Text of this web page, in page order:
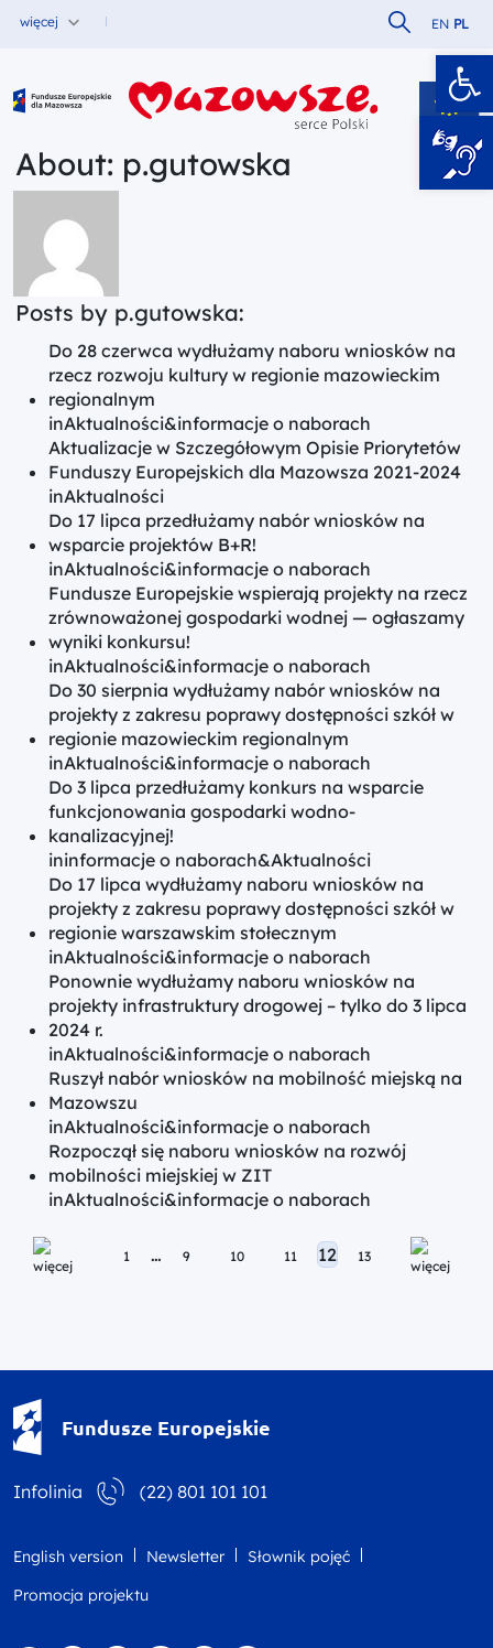
więcej Szukaj w
EN PL
Fundusze Europejskie dla Mazowsza
About: p.gutowska
Posts by p.gutowska:
Do 28 czerwca wydłużamy naboru wniosków na
rzecz rozwoju kultury w regionie mazowieckim
regionalnym
inAktualności&informacje o naborach
Aktualizacje w Szczegółowym Opisie Priorytetów
Funduszy Europejskich dla Mazowsza 2021-2024
inAktualności
Do 17 lipca przedłużamy nabór wniosków na
wsparcie projektów B+R!
inAktualności&informacje o naborach
Fundusze Europejskie wspierają projekty na rzecz
zrównoważonej gospodarki wodnej — ogłaszamy
wyniki konkursu!
inAktualności&informacje o naborach
Do 30 sierpnia wydłużamy nabór wniosków na
projekty z zakresu poprawy dostępności szkół w
regionie mazowieckim regionalnym
inAktualności&informacje o naborach
Do 3 lipca przedłużamy konkurs na wsparcie
funkcjonowania gospodarki wodno-
kanalizacyjnej!
ininformacje o naborach&Aktualności
Do 17 lipca wydłużamy naboru wniosków na
projekty z zakresu poprawy dostępności szkół w
regionie warszawskim stołecznym
inAktualności&informacje o naborach
Ponownie wydłużamy naboru wniosków na
projekty infrastruktury drogowej – tylko do 3 lipca
2024 r.
inAktualności&informacje o naborach
Ruszył nabór wniosków na mobilność miejską na
Mazowszu
inAktualności&informacje o naborach
Rozpoczął się naboru wniosków na rozwój
mobilności miejskiej w ZIT
inAktualności&informacje o naborach
Posts navigation
1 … 9 10 11 12 13
Fundusze Europejskie
Infolinia (22) 801 101 101
English version Newsletter
Słownik pojęć
Promocja projektu